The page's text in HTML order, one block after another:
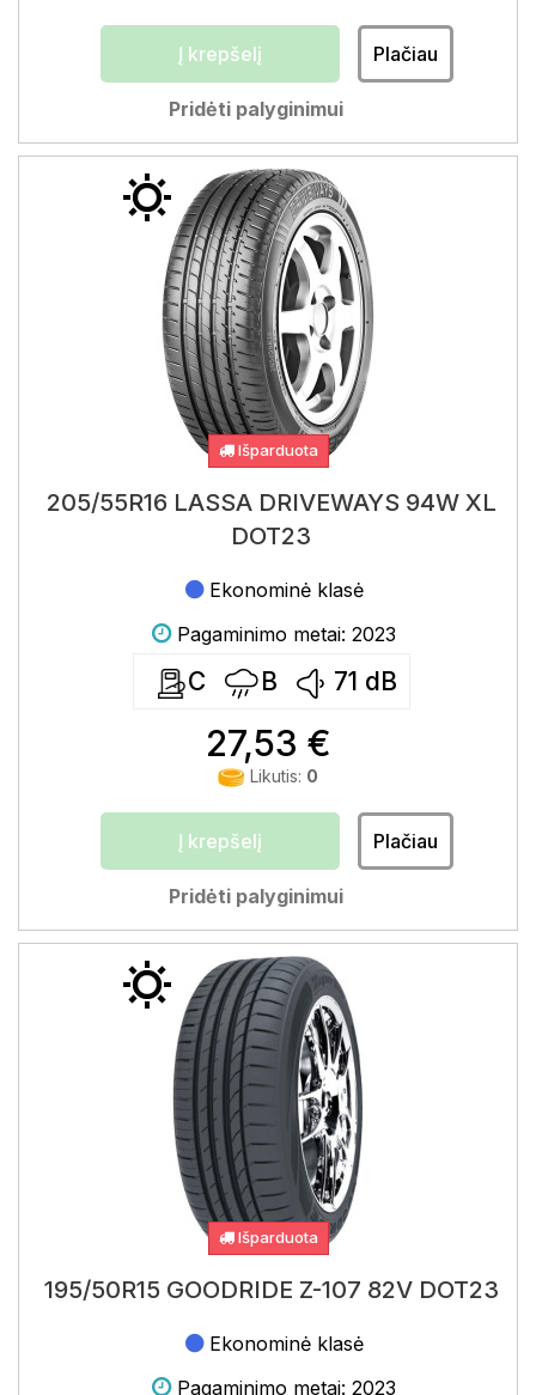
Į krepšelį Plačiau
Pridėti palyginimui
Išparduota
205/55R16 LASSA DRIVEWAYS 94W XL
DOT23
Ekonominė klasė
Pagaminimo metai: 2023
C B 71 dB
27,53 €
Likutis: 0
Į krepšelį Plačiau
Pridėti palyginimui
Išparduota
195/50R15 GOODRIDE Z-107 82V DOT23
Ekonominė klasė
Pagaminimo metai: 2023